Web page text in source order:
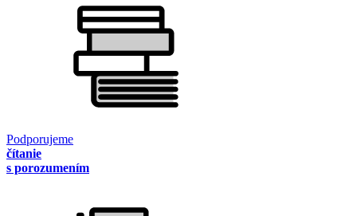
Podporujeme
čítanie
s porozumením